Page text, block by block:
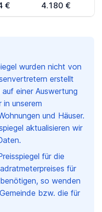
wurden nicht von
erstellt
einer Auswertung
unserem
und Häuser.
aktualisieren wir
für die
für
so wenden
bzw. die für
€ 4.180 €